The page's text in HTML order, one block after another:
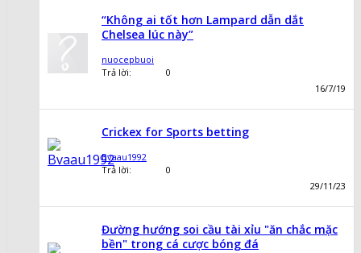
“Không ai tốt hơn Lampard dẫn dắt
Chelsea lúc này”
nuocepbuoi
Trả lời:
0
16/7/19
Сrickex for Sports betting
Bvaau1992
Trả lời:
0
29/11/23
Đường hướng soi cầu tài xỉu "ăn chắc mặc
bền" trong cá cược bóng đá